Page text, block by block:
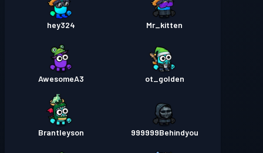
Mr_kitten
hey324
ot_golden
AwesomeA3
999999Behindyou
Brantleyson